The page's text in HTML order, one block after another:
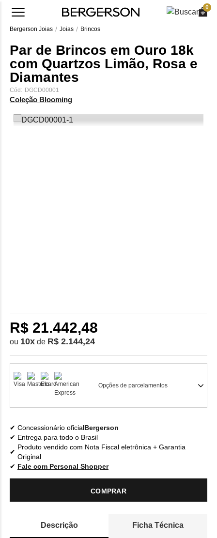
0
Bergerson Joias Joias Brincos
Par de Brincos em Ouro 18k
com Quartzos Limão, Rosa e
Diamantes
Cód: DGCD00001
Coleção Blooming
R$ 21.442,48
ou 10x de R$ 2.144,24
Opções de parcelamentos
Concessionário oficialBergerson
Entrega para todo o Brasil
Produto vendido com Nota Fiscal eletrônica + Garantia
Original
Fale com Personal Shopper
COMPRAR
Descrição Ficha Técnica